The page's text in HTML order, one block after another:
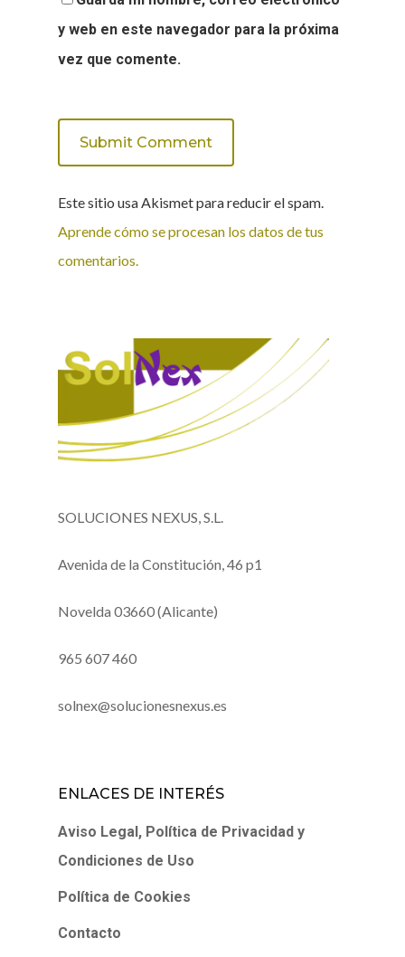
y web en este navegador para la próxima
vez que comente.
Este sitio usa Akismet para reducir el spam.
Aprende cómo se procesan los datos de tus
comentarios.
SOLUCIONES NEXUS, S.L.
Avenida de la Constitución, 46 p1
Novelda 03660 (Alicante)
965 607 460
solnex@solucionesnexus.es
ENLACES DE INTERÉS
Aviso Legal, Política de Privacidad y
Condiciones de Uso
Política de Cookies
Contacto